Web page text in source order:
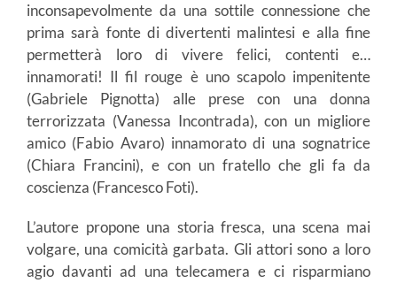
inconsapevolmente da una sottile connessione che
prima sarà fonte di divertenti malintesi e alla fine
permetterà loro di vivere felici, contenti e…
innamorati! Il fil rouge è uno scapolo impenitente
(Gabriele Pignotta) alle prese con una donna
terrorizzata (Vanessa Incontrada), con un migliore
amico (Fabio Avaro) innamorato di una sognatrice
(Chiara Francini), e con un fratello che gli fa da
coscienza (Francesco Foti).
L’autore propone una storia fresca, una scena mai
volgare, una comicità garbata. Gli attori sono a loro
agio davanti ad una telecamera e ci risparmiano